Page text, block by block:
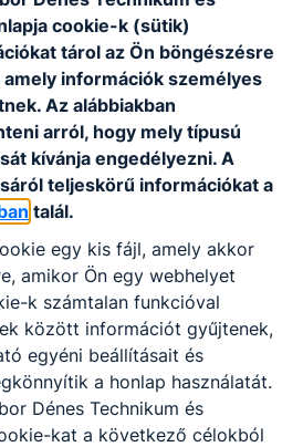
eseteinek
Letöltés
cookie-k (sütik)
tárol az Ön böngészésre
információk személyes
Az alábbiakban
arról, hogy mely típusú
kívánja engedélyezni. A
teljeskörű információkat a
talál.
egy kis fájl, amely akkor
amikor Ön egy webhelyet
k számtalan funkcióval
között információt gyűjtenek,
egyéni beállításait és
a honlap használatát.
Dénes Technikum és
kat a következő célokból